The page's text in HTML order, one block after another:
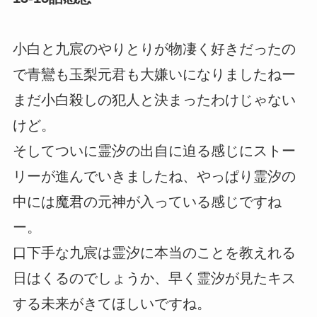
小白と九宸のやりとりが物凄く好きだったの
で青鸞も玉梨元君も大嫌いになりましたねー
まだ小白殺しの犯人と決まったわけじゃない
けど。
そしてついに霊汐の出自に迫る感じにストー
リーが進んでいきましたね、やっぱり霊汐の
中には魔君の元神が入っている感じですね
ー。
口下手な九宸は霊汐に本当のことを教えれる
日はくるのでしょうか、早く霊汐が見たキス
する未来がきてほしいですね。